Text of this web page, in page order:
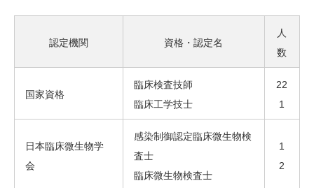
認定機関 資格・認定名
人
数
国家資格
臨床検査技師
臨床工学技士
22
1
日本臨床微生物学
会
感染制御認定臨床微生物検
査士
臨床微生物検査士
1
2